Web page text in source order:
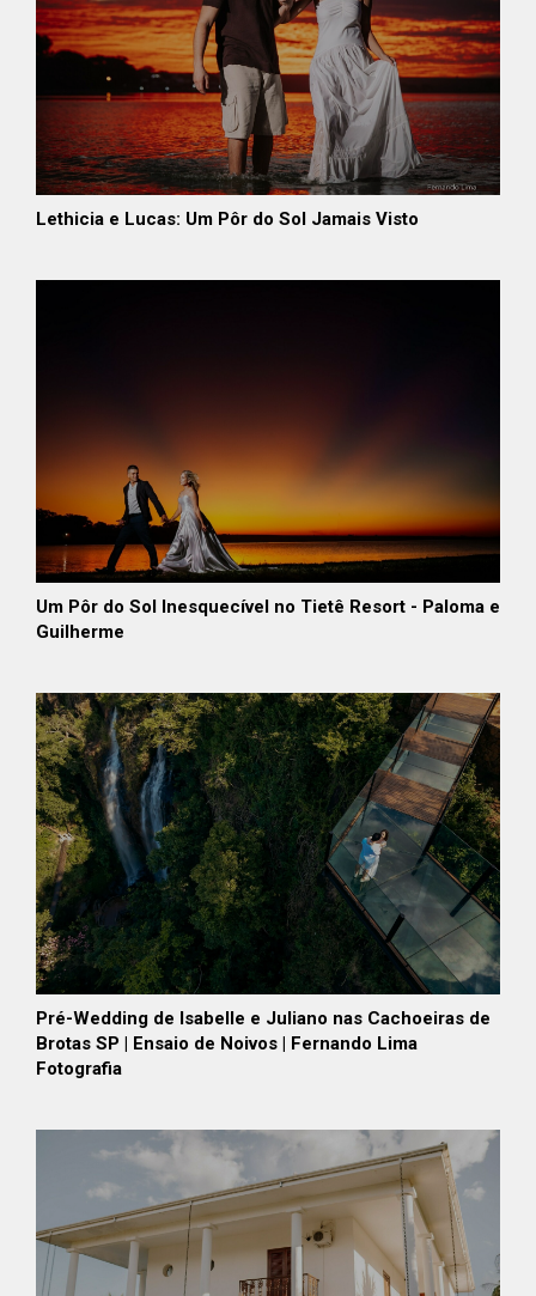
Lethicia e Lucas: Um Pôr do Sol Jamais Visto
Um Pôr do Sol Inesquecível no Tietê Resort - Paloma e
Guilherme
Pré-Wedding de Isabelle e Juliano nas Cachoeiras de
Brotas SP | Ensaio de Noivos | Fernando Lima
Fotografia